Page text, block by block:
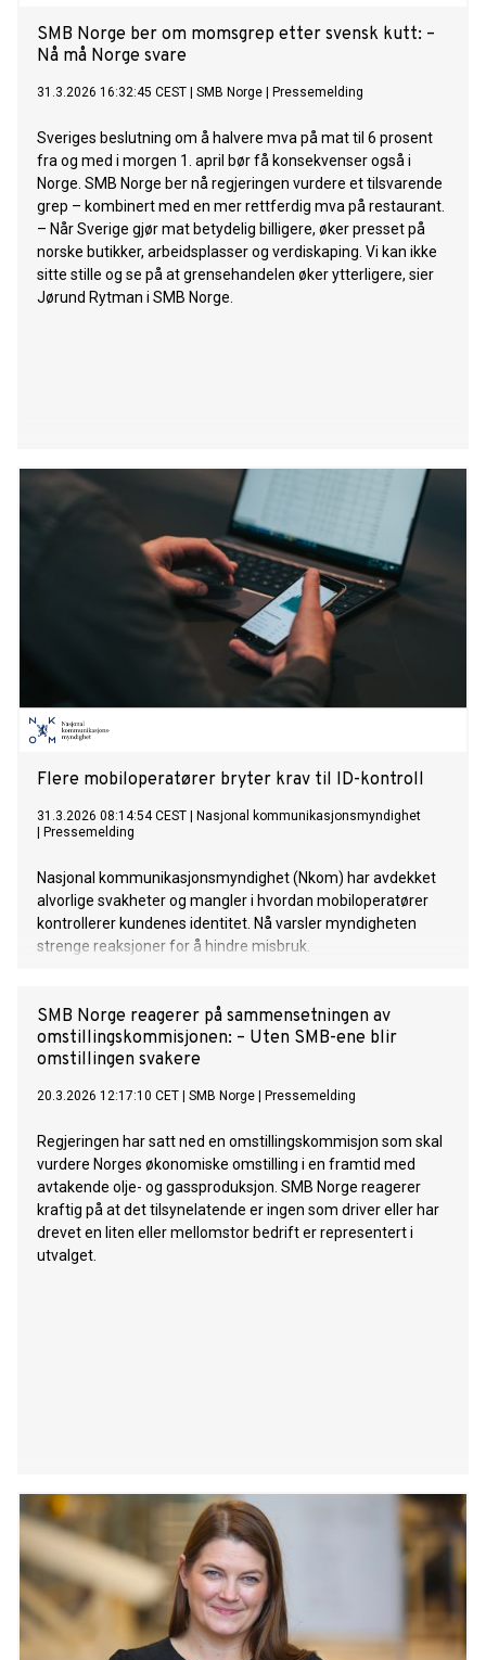
SMB Norge ber om momsgrep etter svensk kutt: –
Nå må Norge svare
31.3.2026 16:32:45 CEST SMB Norge Pressemelding
Sveriges beslutning om å halvere mva på mat til 6 prosent
fra og med i morgen 1. april bør få konsekvenser også i
Norge. SMB Norge ber nå regjeringen vurdere et tilsvarende
grep – kombinert med en mer rettferdig mva på restaurant.
– Når Sverige gjør mat betydelig billigere, øker presset på
norske butikker, arbeidsplasser og verdiskaping. Vi kan ikke
sitte stille og se på at grensehandelen øker ytterligere, sier
Jørund Rytman i SMB Norge.
Flere mobiloperatører bryter krav til ID-kontroll
31.3.2026 08:14:54 CEST
Nasjonal kommunikasjonsmyndighet
Pressemelding
Nasjonal kommunikasjonsmyndighet (Nkom) har avdekket
alvorlige svakheter og mangler i hvordan mobiloperatører
kontrollerer kundenes identitet. Nå varsler myndigheten
strenge reaksjoner for å hindre misbruk.
SMB Norge reagerer på sammensetningen av
omstillingskommisjonen: – Uten SMB-ene blir
omstillingen svakere
20.3.2026 12:17:10 CET SMB Norge Pressemelding
Regjeringen har satt ned en omstillingskommisjon som skal
vurdere Norges økonomiske omstilling i en framtid med
avtakende olje- og gassproduksjon. SMB Norge reagerer
kraftig på at det tilsynelatende er ingen som driver eller har
drevet en liten eller mellomstor bedrift er representert i
utvalget.